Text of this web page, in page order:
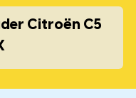
Citroën C5